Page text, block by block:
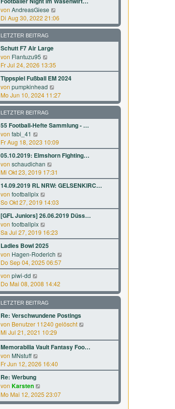
t
r
a
g
B
e
i
t
r
a
g
e
e
t
von AndreasGiese
e
u
s
B
e
i
t
r
g
Di Aug 30, 2022 21:06
LETZTER BEITRAG
Schutt F7 Air Large
von Flantuzu95
e
u
e
s
t
e
r
B
e
i
t
r
a
g
Fr Jul 24, 2026 13:35
Tippspiel Fußball EM 2024
von pumpkinhead
e
u
s
t
r
e
i
t
r
g
Mo Jun 10, 2024 11:27
LETZTER BEITRAG
55 Football-Hefte Sammlung - …
von fabi_41
e
u
e
s
t
e
B
e
i
t
r
a
g
Fr Aug 18, 2023 10:09
05.10.2019: Elmshorn Fighting…
von schaudichan
e
u
e
t
e
B
e
t
r
a
Mi Okt 23, 2019 17:31
14.09.2019 RL NRW: GELSENKIRC…
von footballpix
e
u
e
t
e
B
e
t
r
a
g
So Okt 27, 2019 14:03
[GFL Juniors] 26.06.2019 Düss…
von footballpix
e
u
e
s
t
r
B
e
i
t
r
a
g
Sa Jul 27, 2019 16:23
Ladies Bowl 2025
von Hagen-Roderich
u
t
r
B
e
t
g
Do Sep 04, 2025 06:57
von piwi-dd
e
u
e
s
t
e
r
B
e
t
g
Do Mai 08, 2008 14:42
LETZTER BEITRAG
Re: Verschwundene Postings
von Benutzer 11240 gelöscht
u
e
e
i
Mi Jul 21, 2021 10:29
Memorabilia Vault Fantasy Foo…
von MNstuff
e
u
s
t
e
Fr Jun 12, 2026 16:40
Re: Werbung
von Karsten
e
u
Mo Mai 12, 2025 23:07